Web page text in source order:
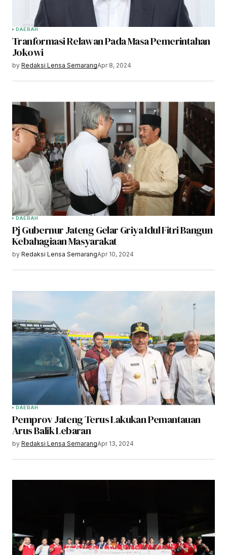
DAERAH
Tranformasi Relawan Pada Masa Pemerintahan
Jokowi
by Redaksi Lensa SemarangApr 8, 2024
DAERAH
Pj Gubernur Jateng Gelar Griya Idul Fitri Bangun
Kebahagiaan Masyarakat
by Redaksi Lensa SemarangApr 10, 2024
DAERAH
Pemprov Jateng Terus Lakukan Pemantauan
Arus Balik Lebaran
by Redaksi Lensa SemarangApr 13, 2024